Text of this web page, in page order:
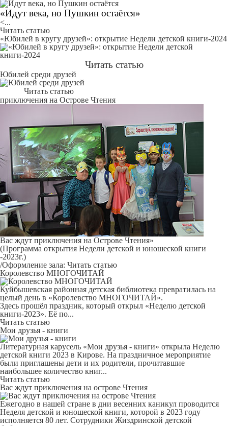
«Идут века, но Пушкин остаётся»
<...
Читать статью
«Юбилей в кругу друзей»: открытие Недели детской книги-2024
Читать статью
Юбилей среди друзей
Читать статью
приключения на Острове Чтения
Вас ждут приключения на Острове Чтения»
(Программа открытия Недели детской и юношеской книги
-2023г.)
/Оформление зала: Читать статью
Королевство МНОГОЧИТАЙ
Куйбышевская районная детская библиотека превратилась на
целый день в «Королевство МНОГОЧИТАЙ».
Здесь прошёл праздник, который открыл «Неделю детской
книги-2023». Её по...
Читать статью
Мои друзья - книги
Литературная карусель «Мои друзья - книги» открыла Неделю
детской книги 2023 в Кирове. На праздничное мероприятие
были приглашены дети и их родители, прочитавшие
наибольшее количество книг...
Читать статью
Вас ждут приключения на острове Чтения
Ежегодно в нашей стране в дни весенних каникул проводится
Неделя детской и юношеской книги, которой в 2023 году
исполняется 80 лет. Сотрудники Жиздринской детской